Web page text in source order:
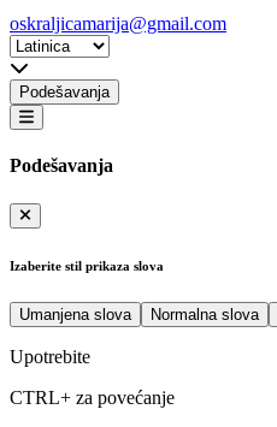
oskraljicamarija@gmail.com
Podešavanja
Podešavanja
Izaberite stil prikaza slova
Umanjena slova Normalna slova
Upotrebite
CTRL+ za povećanje